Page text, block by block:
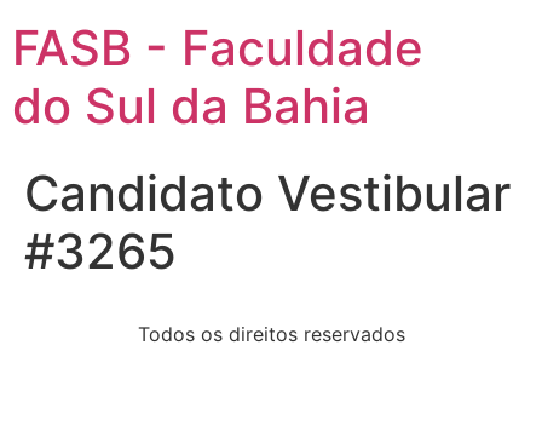
FASB - Faculdade
do Sul da Bahia
Candidato Vestibular
#3265
Todos os direitos reservados